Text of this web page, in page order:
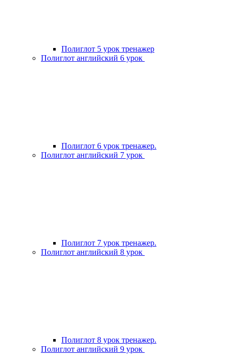
Полиглот 5 урок тренажер
Полиглот английский 6 урок
Полиглот 6 урок тренажер.
Полиглот английский 7 урок
Полиглот 7 урок тренажер.
Полиглот английский 8 урок
Полиглот 8 урок тренажер.
Полиглот английский 9 урок